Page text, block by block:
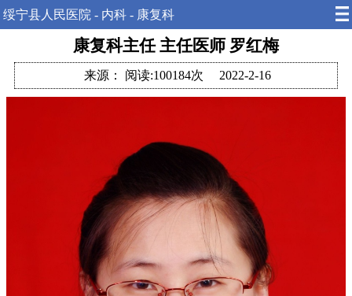
绥宁县人民医院 - 内科 - 康复科
康复科主任 主任医师 罗红梅
来源： 阅读:100184次 2022-2-16